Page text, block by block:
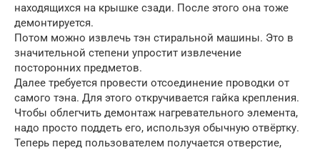
находящихся на крышке сзади. После этого она тоже
демонтируется.
Потом можно извлечь тэн стиральной машины. Это в
значительной степени упростит извлечение
посторонних предметов.
Далее требуется провести отсоединение проводки от
самого тэна. Для этого откручивается гайка крепления.
Чтобы облегчить демонтаж нагревательного элемента,
надо просто поддеть его, используя обычную отвёртку.
Теперь перед пользователем получается отверстие,